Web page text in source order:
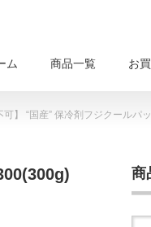
ム 商品一覧 お
可】 “国産” 保冷剤フジクールパ
商